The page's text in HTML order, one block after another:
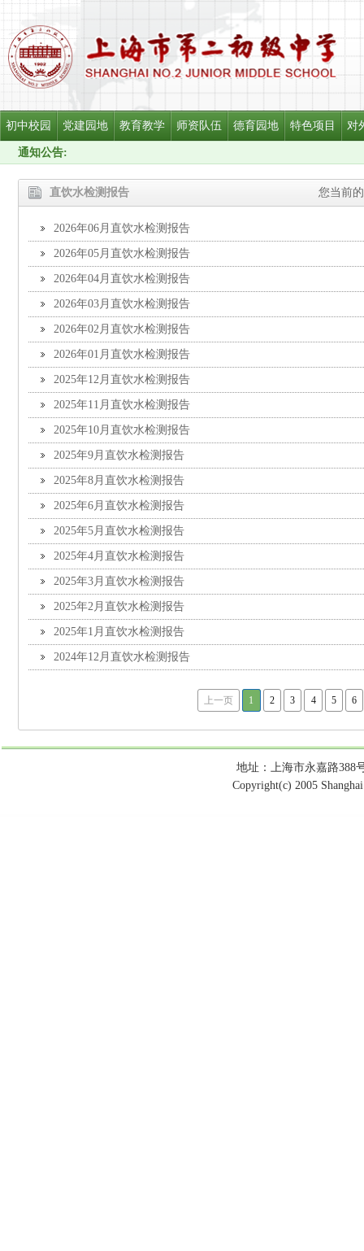
初中校园 党建园地 教育教学 师资队伍 德育园地 特色项目 对
通知公告:
您当前
直饮水检测报告
2026年06月直饮水检测报告
2026年05月直饮水检测报告
2026年04月直饮水检测报告
2026年03月直饮水检测报告
2026年02月直饮水检测报告
2026年01月直饮水检测报告
2025年12月直饮水检测报告
2025年11月直饮水检测报告
2025年10月直饮水检测报告
2025年9月直饮水检测报告
2025年8月直饮水检测报告
2025年6月直饮水检测报告
2025年5月直饮水检测报告
2025年4月直饮水检测报告
2025年3月直饮水检测报告
2025年2月直饮水检测报告
2025年1月直饮水检测报告
2024年12月直饮水检测报告
上一页 1 2 3 4 5 6
地址：上海市永嘉路388
Copyright(c) 2005